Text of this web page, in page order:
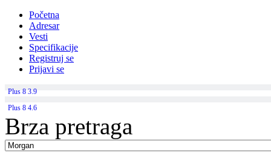
Početna
Adresar
Vesti
Specifikacije
Registruj se
Prijavi se
Plus 8 3.9
Plus 8 4.6
Brza pretraga